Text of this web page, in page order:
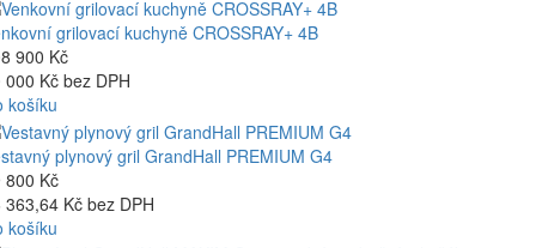
grilovací kuchyně CROSSRAY+ 4B
900 Kč
000 Kč bez DPH
košíku
plynový gril GrandHall PREMIUM G4
800 Kč
363,64 Kč bez DPH
košíku